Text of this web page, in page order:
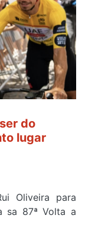
do
lugar
Oliveira para
sa 87ª Volta a